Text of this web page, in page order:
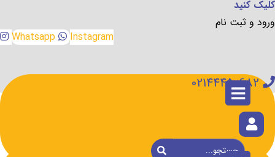
کلیک کنید
ورود و ثبت نام
Whatsapp
Instagram
02144450682